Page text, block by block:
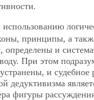
принципы, а
и
При этом
и судебное
дедуктивизма
фигуры